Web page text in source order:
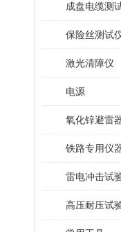
成盘电缆测
保险丝测试
激光清障仪
电源
氧化锌避雷
铁路专用仪
雷电冲击试
高压耐压试